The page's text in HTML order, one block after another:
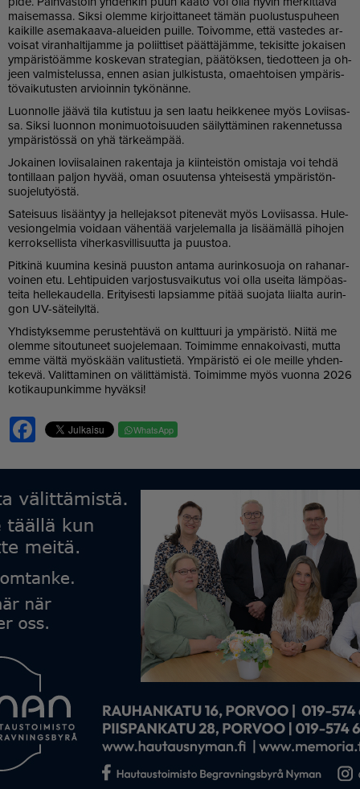
mai­se­mas­sa. Sik­si olem­me kir­joit­ta­neet tä­män puo­lus­tus­pu­heen
kai­kil­le ase­ma­kaa­va-alu­ei­den puil­le. Toi­vom­me, et­tä vas­te­des ar­
voi­sat vi­ran­hal­ti­jam­me ja po­liit­ti­set päät­tä­jäm­me, te­ki­sit­te jo­kai­sen
ym­pä­ris­tö­äm­me kos­ke­van stra­te­gi­an, pää­tök­sen, tie­dot­teen ja oh­
jeen val­mis­te­lus­sa, en­nen asi­an jul­kis­tus­ta, oma­eh­toi­sen ym­pä­ris­
tö­vai­ku­tus­ten ar­vi­oin­nin ty­kö­nän­ne.
Luon­nol­le jää­vä tila ku­tis­tuu ja sen laa­tu heik­ke­nee myös Lo­vii­sas­
sa. Sik­si luon­non mo­ni­muo­toi­suu­den säi­lyt­tä­mi­nen ra­ken­ne­tus­sa
ym­pä­ris­tös­sä on yhä tär­ke­äm­pää.
Jo­kai­nen lo­vii­sa­lai­nen ra­ken­ta­ja ja kiin­teis­tön omis­ta­ja voi teh­dä
ton­til­laan pal­jon hy­vää, oman osuu­ten­sa yh­tei­ses­tä ym­pä­ris­tön­
suo­je­lu­työs­tä.
Sa­tei­suus li­sään­tyy ja hel­le­jak­sot pi­te­ne­vät myös Lo­vii­sas­sa. Hu­le­
ve­si­on­gel­mia voi­daan vä­hen­tää var­je­le­mal­la ja li­sää­mäl­lä pi­ho­jen
ker­rok­sel­lis­ta vi­her­kas­vil­li­suut­ta ja puus­toa.
Pit­ki­nä kuu­mi­na ke­si­nä puus­ton an­ta­ma au­rin­ko­suo­ja on ra­ha­nar­
voi­nen etu. Leh­ti­pui­den var­jos­tus­vai­ku­tus voi ol­la usei­ta läm­pö­as­
tei­ta hel­le­kau­del­la. Eri­tyi­ses­ti lap­si­am­me pi­tää suo­ja­ta lii­al­ta au­rin­
gon UV-sä­tei­lyl­tä.
Yh­dis­tyk­sem­me pe­rus­teh­tä­vä on kult­tuu­ri ja ym­pä­ris­tö. Nii­tä me
olem­me si­tou­tu­neet suo­je­le­maan. Toi­mim­me en­na­koi­vas­ti, mut­ta
em­me väl­tä myös­kään va­li­tus­tie­tä. Ym­pä­ris­tö ei ole meil­le yh­den­
te­ke­vä. Va­lit­ta­mi­nen on vä­lit­tä­mis­tä. Toi­mim­me myös vuon­na 2026
ko­ti­kau­pun­kim­me hy­väk­si!
Facebook WhatsApp